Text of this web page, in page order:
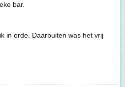
bar.
in orde. Daarbuiten was het vrij